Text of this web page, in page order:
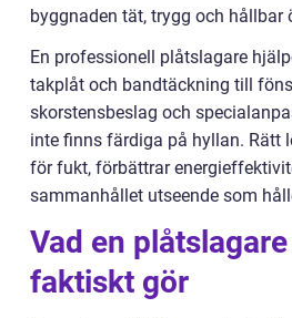
byggnaden tät, trygg och hållbar
En professionell plåtslagare
takplåt och bandtäckning till
skorstensbeslag och
inte finns färdiga på hyllan. Rätt
för fukt, förbättrar
sammanhållet utseende som
Vad en
faktiskt gör